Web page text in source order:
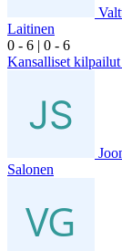
Laitinen
0 - 6 | 0 - 6
Kansalliset
Salonen